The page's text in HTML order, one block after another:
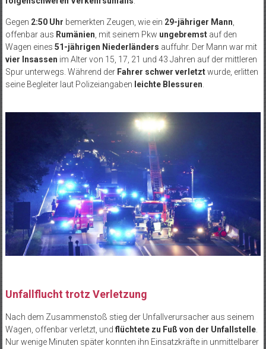
Gegen 2:50 Uhr bemerkten Zeugen, wie ein 29-jähriger Mann,
offenbar aus Rumänien, mit seinem Pkw ungebremstauf den
Wagen eines 51-jährigen Niederländers auffuhr. Der Mann war mit
vier Insassen im Alter von 15, 17, 21 und 43 Jahren auf der mittleren
Spur unterwegs. Während der Fahrer schwer verletztwurde, erlitten
seine Begleiter laut Polizeiangaben leichte Blessuren.
Unfallflucht trotz Verletzung
Nach dem Zusammenstoß stieg der Unfallverursacher aus seinem
Wagen, offenbar verletzt, und flüchtete zu Fuß von der Unfallstelle.
Nur wenige Minuten später konnten ihn Einsatzkräfte in unmittelbarer